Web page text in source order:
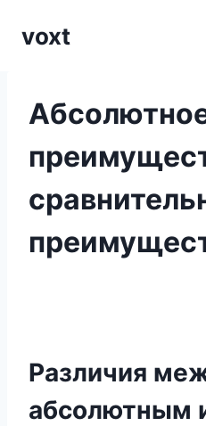
voxt
Различия
абсолютным